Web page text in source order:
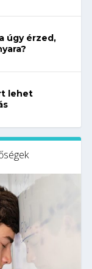
úgy érzed,
lehet